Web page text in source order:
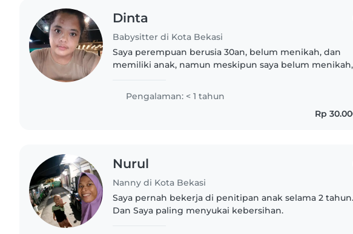
Dinta
Babysitter di Kota Bekasi
Saya perempuan berusia 30an, belum menikah, dan
memiliki anak, namun meskipun saya belum menikah,
mengurus bayi usia 0-12 bulan, dan..
Pengalaman: < 1 tahun
Rp
Nurul
Nanny di Kota Bekasi
Saya pernah bekerja di penitipan anak selama 2 tahun.
Dan Saya paling menyukai kebersihan.